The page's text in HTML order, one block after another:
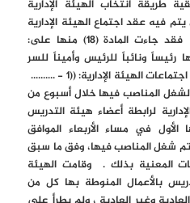
طريقة انتخاب الهيئة الإدارية
فيه عقد اجتماع الهيئة الإدارية
لشغل المناصب عقب انتخابها. فقد جاءت المادة (18) منها على:
رئيساً ونائباً للرئيس وأميناً للسر
وأميناً للصندوق)). والمادة (22/2): اجتماعات الهيئة الإدارية: ((1 - ..........
لشغل المناصب فيها خلال أسبوع من
لرابطة أعضاء هيئة التدريس
الأول في مساء الأربعاء الموافق
به تم شغل المناصب فيها، وفق ما سبق
المعنية بذلك . وقامت الهيئة
بالأعمال المنوطة بها كل من